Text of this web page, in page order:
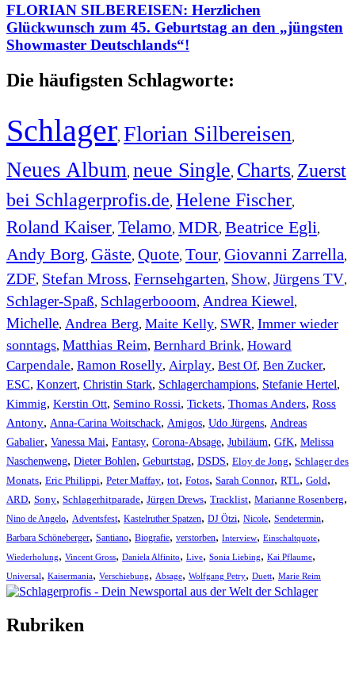
FLORIAN SILBEREISEN: Herzlichen
Glückwunsch zum 45. Geburtstag an den „jüngsten
Showmaster Deutschlands“!
Die häufigsten Schlagworte:
Schlager, Florian Silbereisen,
Neues Album, neue Single, Charts, Zuerst
bei Schlagerprofis.de, Helene Fischer,
Roland Kaiser, Telamo, MDR, Beatrice Egli,
Andy Borg, Gäste, Quote, Tour, Giovanni Zarrella,
ZDF, Stefan Mross, Fernsehgarten, Show, Jürgens TV,
Schlager-Spaß, Schlagerbooom, Andrea Kiewel,
Michelle, Andrea Berg, Maite Kelly, SWR, Immer wieder
sonntags, Matthias Reim, Bernhard Brink, Howard
Carpendale, Ramon Roselly, Airplay, Best Of, Ben Zucker,
ESC, Konzert, Christin Stark, Schlagerchampions, Stefanie Hertel,
Kimmig, Kerstin Ott, Semino Rossi, Tickets, Thomas Anders, Ross
Antony, Anna-Carina Woitschack, Amigos, Udo Jürgens, Andreas
Gabalier, Vanessa Mai, Fantasy, Corona-Absage, Jubiläum, GfK, Melissa
Naschenweng, Dieter Bohlen, Geburtstag, DSDS, Eloy de Jong, Schlager des
Monats, Eric Philippi, Peter Maffay, tot, Fotos, Sarah Connor, RTL, Gold,
ARD, Sony, Schlagerhitparade, Jürgen Drews, Tracklist, Marianne Rosenberg,
Nino de Angelo, Adventsfest, Kastelruther Spatzen, DJ Ötzi, Nicole, Sendetermin,
Barbara Schöneberger, Santiano, Biografie, verstorben, Interview, Einschaltquote,
Wiederholung, Vincent Gross, Daniela Alfinito, Live, Sonia Liebing, Kai Pflaume,
Universal, Kaisermania, Verschiebung, Absage, Wolfgang Petry, Duett, Marie Reim
Rubriken